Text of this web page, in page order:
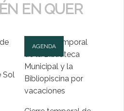
EN QUER
Sol
AGENDA